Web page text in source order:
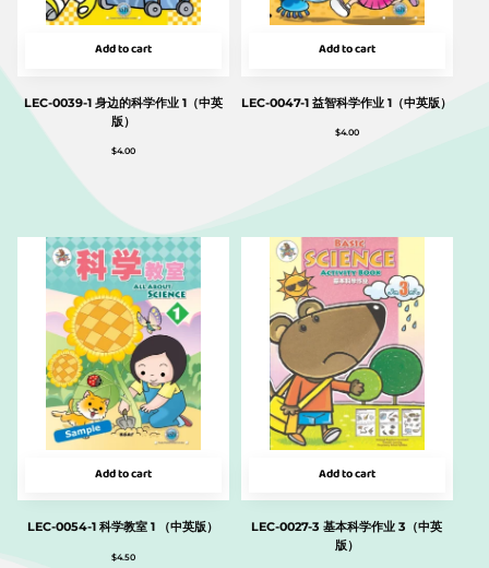
Add to cart
LEC-0039-1 身边的科学作业 1（中英
版）
$4.00
Add to cart
LEC-0047-1 益智科学作业 1（中英版）
$4.00
Add to cart
LEC-0054-1 科学教室 1 （中英版）
$4.50
Add to cart
LEC-0027-3 基本科学作业 3（中英
版）